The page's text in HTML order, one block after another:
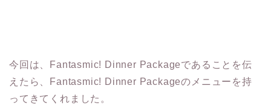
今回は、Fantasmic! Dinner Packageであることを伝
えたら、Fantasmic! Dinner Packageのメニューを持
ってきてくれました。